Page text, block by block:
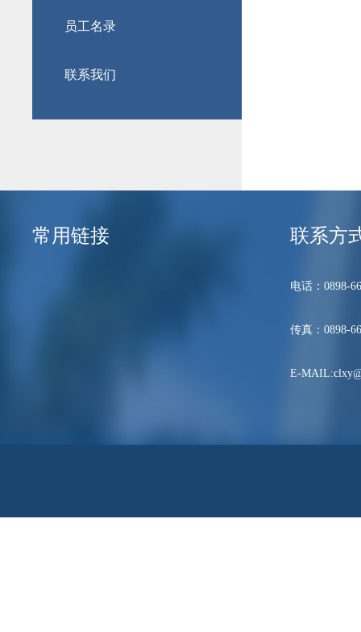
员工名录
联系我们
常用链接 联系方
电话：0898-
传真：0898-
E-